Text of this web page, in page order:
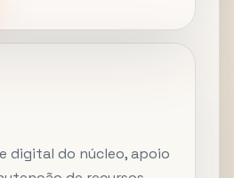
digital do núcleo, apoio